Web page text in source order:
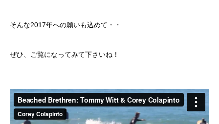
そんな2017年への願いも込めて・・
ぜひ、ご覧になってみて下さいね！